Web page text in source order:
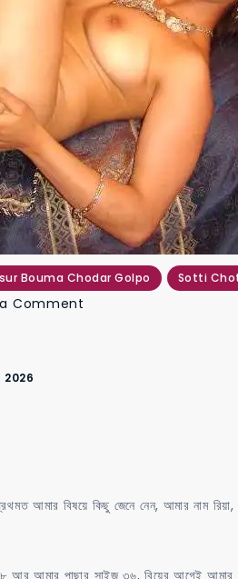
Bouma Chodar Golpo Sotti
Comment
বিষয়ে কিছু জেনে নেন, আমার নাম রিয়া,
আমার পাছার সাইজ ৩৬, বিয়ের আগেই আমার